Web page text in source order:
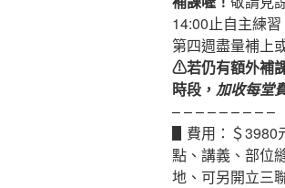
14:00止自主練
第四週盡量補上
⚠若仍有額外補
時段， 加收每堂
– – – – – – – – –
▋費用：＄3980
點、講義、部位
地、可另開立三